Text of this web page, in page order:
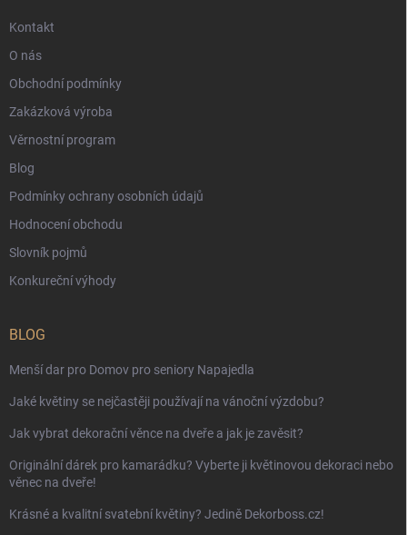
Kontakt
O nás
Obchodní podmínky
Zakázková výroba
Věrnostní program
Blog
Podmínky ochrany osobních údajů
Hodnocení obchodu
Slovník pojmů
Konkureční výhody
BLOG
Menší dar pro Domov pro seniory Napajedla
Jaké květiny se nejčastěji používají na vánoční výzdobu?
Jak vybrat dekorační věnce na dveře a jak je zavěsit?
Originální dárek pro kamarádku? Vyberte ji květinovou dekoraci nebo
věnec na dveře!
Krásné a kvalitní svatební květiny? Jedině Dekorboss.cz!